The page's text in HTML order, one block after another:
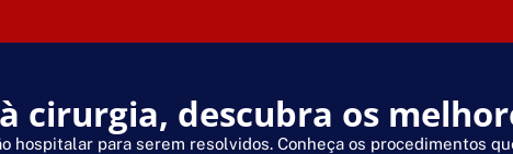
cirurgia, descubra os
hospitalar para serem resolvidos. Conheça os procedimentos